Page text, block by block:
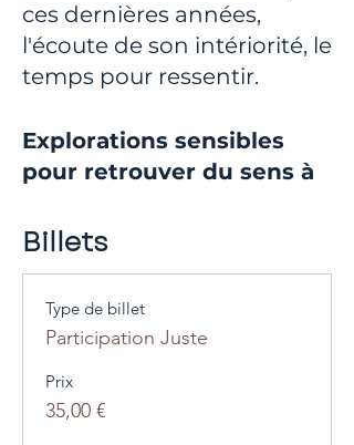
ces dernières années,
l'écoute de son intériorité, le
temps pour ressentir.
Explorations sensibles
pour retrouver du sens à
Voyage en sensibilité au
creux de tes sensations.
Cultiver le lien au monde
sa complexité, sa beauté.
Retrouver l'équilibre entre
Billets
Type de billet
Participation Juste
Prix
35,00 €